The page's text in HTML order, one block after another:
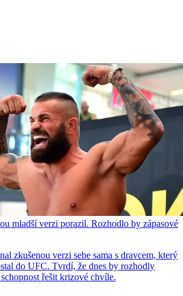
mladší verzi porazil. Rozhodlo by zápasové
zkušenou verzi sebe sama s dravcem, který
do UFC. Tvrdí, že dnes by rozhodly
řešit krizové chvíle.